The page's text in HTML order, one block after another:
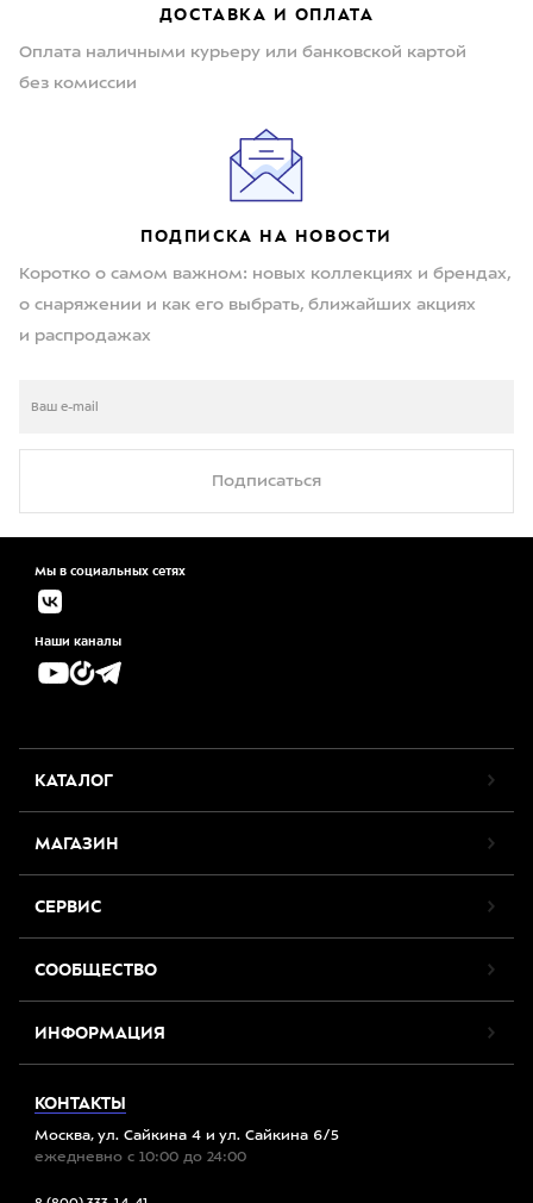
ДОСТАВКА И ОПЛАТА
Оплата наличными курьеру или банковской картой
без комиссии
ПОДПИСКА НА НОВОСТИ
Коротко о самом важном: новых коллекциях и брендах,
о снаряжении и как его выбрать, ближайших акциях
и распродажах
Подписаться
Мы в социальных сетях
Наши каналы
КАТАЛОГ
МАГАЗИН
СЕРВИС
СООБЩЕСТВО
ИНФОРМАЦИЯ
КОНТАКТЫ
Москва, ул. Сайкина 4 и ул. Сайкина 6/5
ежедневно с 10:00 до 24:00